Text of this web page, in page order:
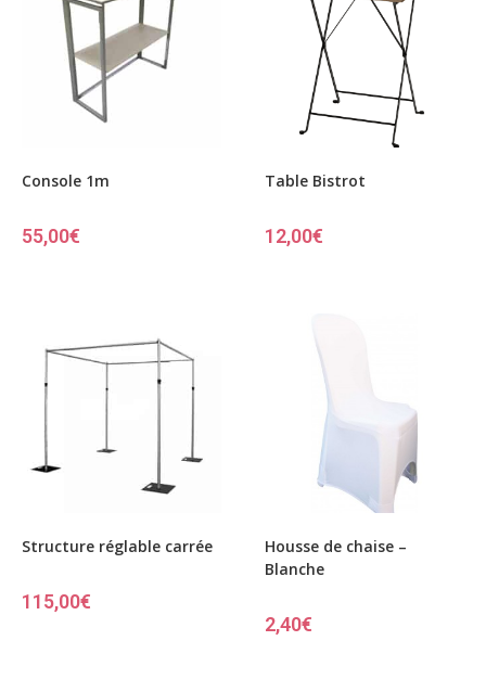
Console 1m
55,00€
Table Bistrot
12,00€
Structure réglable carrée
115,00€
Housse de chaise –
Blanche
2,40€